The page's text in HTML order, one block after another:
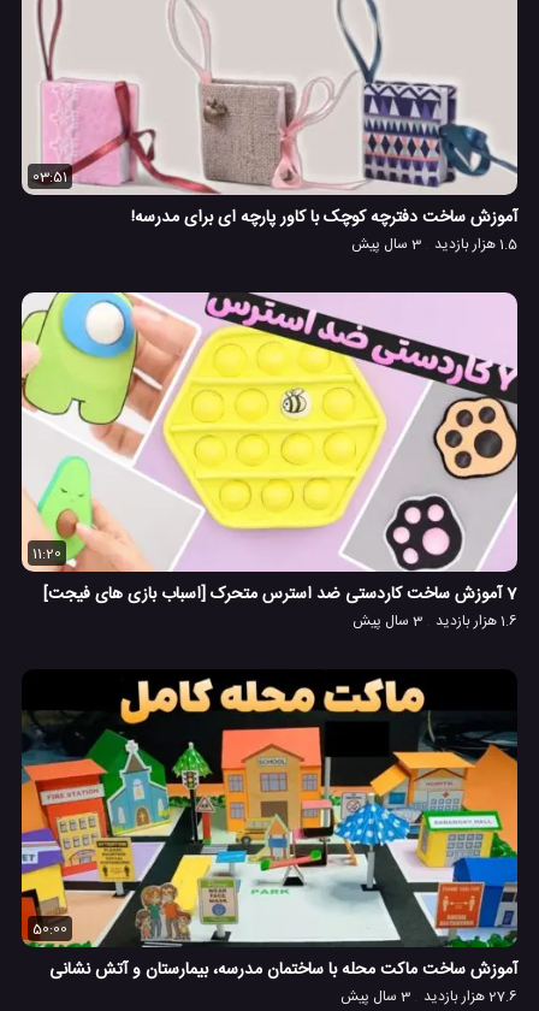
03:51
آموزش ساخت دفترچه کوچک با کاور پارچه ای برای مدرسه!
1.5 هزار بازدید 3 سال پیش
11:20
7 آموزش ساخت کاردستی ضد استرس متحرک [اسباب بازی های فیجت]
1.6 هزار بازدید 3 سال پیش
50:00
آموزش ساخت ماکت محله با ساختمان مدرسه، بیمارستان و آتش نشانی
27.6 هزار بازدید 3 سال پیش